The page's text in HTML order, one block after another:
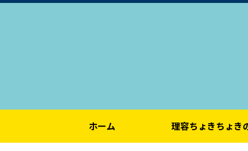
ホーム 理容ちょきちょき